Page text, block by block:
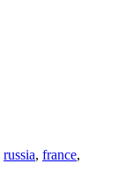
russia, france,